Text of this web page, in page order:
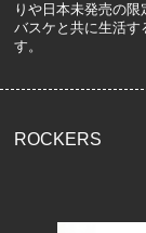
りや日本未発売の限
バスケと共に生活す
す。
ROCKERS
配送・送料につ